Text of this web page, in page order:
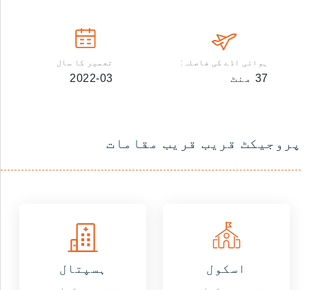
ہوائی اڈے کی فاصلہ:
37 منٹ
تعمیر کا سال
2022-03
پروجیکٹ قریب قریب مقامات
ہسپتال اسکول